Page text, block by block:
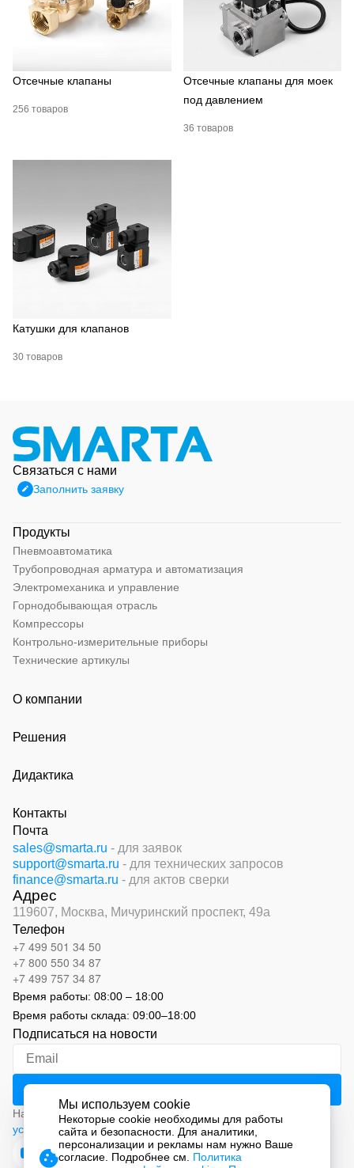
Отсечные клапаны
256 товаров
Отсечные клапаны для моек
под давлением
36 товаров
Катушки для клапанов
30 товаров
Связаться с нами
Заполнить заявку
Продукты
Пневмоавтоматика
Трубопроводная арматура и автоматизация
Электромеханика и управление
Горнодобывающая отрасль
Компрессоры
Контрольно-измерительные приборы
Технические артикулы
О компании
Решения
Дидактика
Контакты
Почта
sales@smarta.ru - для заявок
support@smarta.ru - для технических запросов
finance@smarta.ru - для актов сверки
Адрес
119607, Москва, Мичуринский проспект, 49а
Телефон
+7 499 501 34 50
+7 800 550 34 87
+7 499 757 34 87
Время работы: 08:00 – 18:00
Время работы склада: 09:00–18:00
Подписаться на новости
Нажимая на кнопку «Подписаться», вы соглашаетесь с
условиями обработки персональных данных
Мы используем cookie
Некоторые cookie необходимы для работы
сайта и безопасности. Для аналитики,
персонализации и рекламы нам нужно Ваше
согласие. Подробнее см. Политика